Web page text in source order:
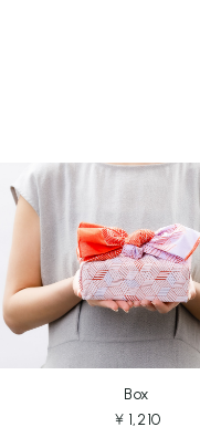
Box
￥1,210